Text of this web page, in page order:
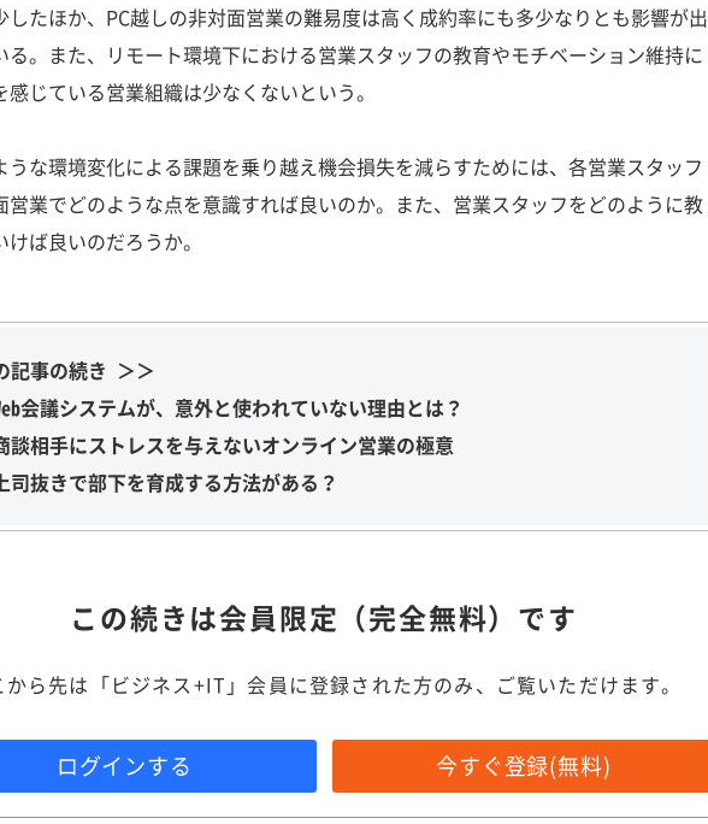
したほか、PC越しの非対面営業の難易度は高く成約率にも多少なりとも影響が出
る。また、リモート環境下における営業スタッフの教育やモチベーション維持に
感じている営業組織は少なくないという。
な環境変化による課題を乗り越え機会損失を減らすためには、各営業スタッフ
営業でどのような点を意識すれば良いのか。また、営業スタッフをどのように教
けば良いのだろうか。
記事の続き ＞＞
会議システムが、意外と使われていない理由とは？
談相手にストレスを与えないオンライン営業の極意
司抜きで部下を育成する方法がある？
この続きは会員限定（完全無料）です
から先は「ビジネス+IT」会員に登録された方のみ、ご覧いただけます。
ログインする 今すぐ登録(無料)